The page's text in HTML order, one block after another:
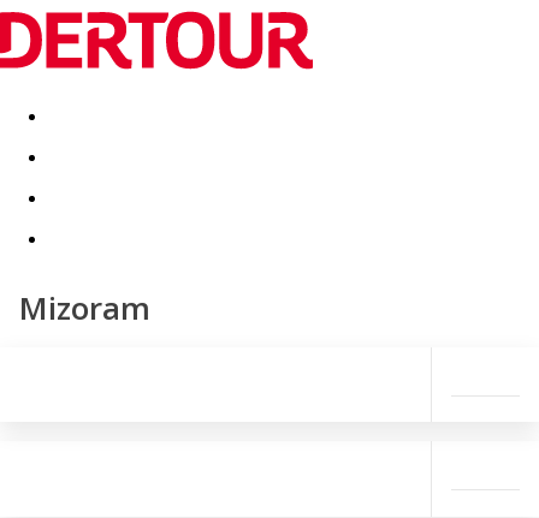
Destinatii Vacanta perfecta OFERTE DE NERATAT
Mizoram